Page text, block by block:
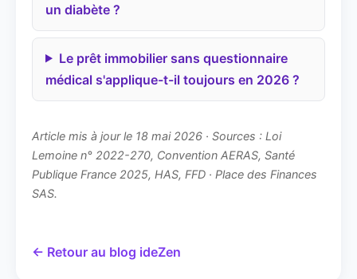
un diabète ?
Le prêt immobilier sans questionnaire
médical s'applique-t-il toujours en 2026 ?
Article mis à jour le 18 mai 2026 · Sources : Loi
Lemoine n° 2022-270, Convention AERAS, Santé
Publique France 2025, HAS, FFD · Place des Finances
SAS.
← Retour au blog ideZen